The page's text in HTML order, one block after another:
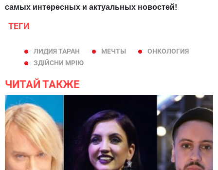
самых интересных и актуальных новостей!
ТЕГИ
ЛИДИЯ ТАРАН МЕЧТЫ
ОНКОЛОГИЯ
ЗДІЙСНИ МРІЮ
ЧИТАЙ ТАКЖЕ